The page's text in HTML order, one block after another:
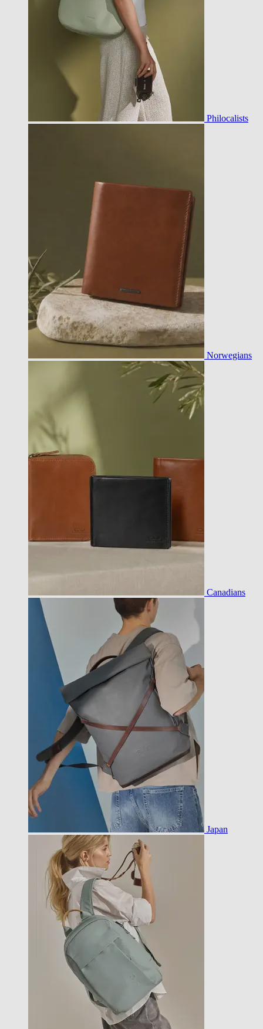
Philocalists
Norwegians
Canadians
Japan